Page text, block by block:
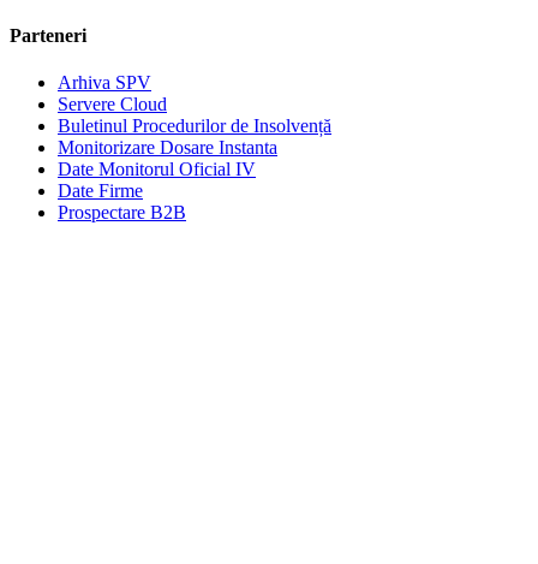
Parteneri
Arhiva SPV
Servere Cloud
Buletinul Procedurilor de Insolvență
Monitorizare Dosare Instanta
Date Monitorul Oficial IV
Date Firme
Prospectare B2B